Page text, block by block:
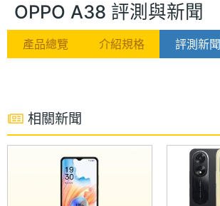
OPPO A38 評測與新聞
產品總覽 介紹規格 評測新聞
相關新聞